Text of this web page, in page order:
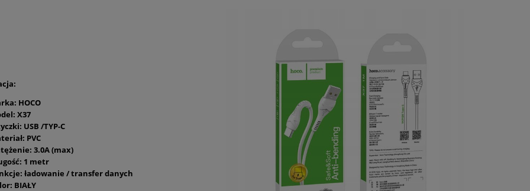
HOCO
X37
USB /TYP-C
PVC
3.0A (max)
1 metr
ładowanie / transfer danych
BIAŁY